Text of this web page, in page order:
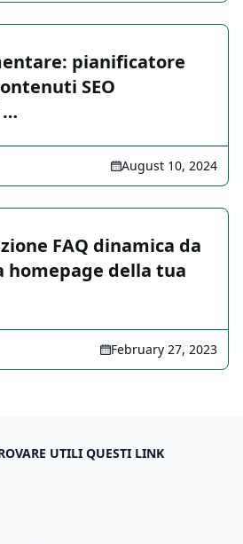
pianificatore
SEO
…
August 10, 2024
FAQ dinamica da
homepage della tua
February 27, 2023
UTILI QUESTI LINK